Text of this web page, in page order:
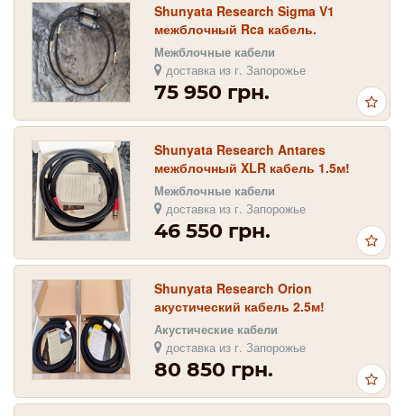
Shunyata Research Sigma V1
межблочный Rca кабель.
Межблочные кабели
доставка из г. Запорожье
75 950 грн.
Shunyata Research Antares
межблочный XLR кабель 1.5м!
Межблочные кабели
доставка из г. Запорожье
46 550 грн.
Shunyata Research Orion
акустический кабель 2.5м!
Акустические кабели
доставка из г. Запорожье
80 850 грн.